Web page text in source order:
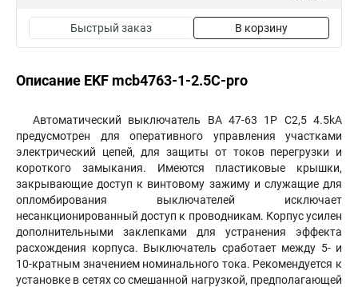
Быстрый заказ В корзину
Описание EKF mcb4763-1-2.5C-pro
Автоматический выключатель ВА 47-63 1P C2,5 4.5kA
предусмотрен для оперативного управления участками
электрический цепей, для защиты от токов перегрузки и
короткого замыкания. Имеются пластиковые крышки,
закрывающие доступ к винтовому зажиму и служащие для
опломбирования выключателей исключает
несанкционированный доступ к проводникам. Корпус усилен
дополнительными заклепками для устранения эффекта
расхождения корпуса. Выключатель сработает между 5- и
10-кратным значением номинального тока. Рекомендуется к
установке в сетях со смешанной нагрузкой, предполагающей